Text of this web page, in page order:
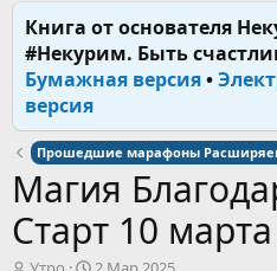
Книга от основателя
#Некурим. Быть
Бумажная версия•
версия
Прошедшие марафоны
Магия
Старт 10
А
Д